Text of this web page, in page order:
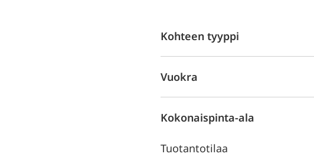
Kohteen tyyppi
Vuokra
Kokonaispinta-ala
Tuotantotilaa